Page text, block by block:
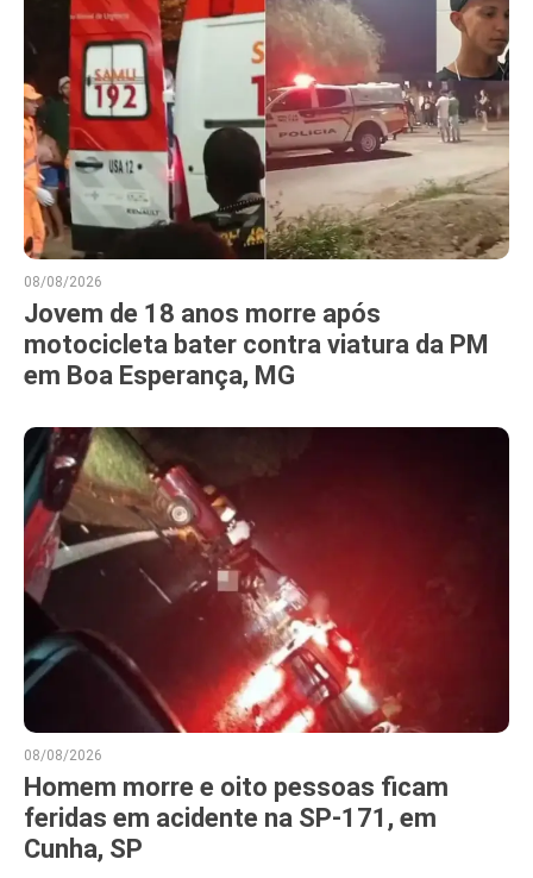
08/08/2026
Jovem de 18 anos morre após
motocicleta bater contra viatura da PM
em Boa Esperança, MG
08/08/2026
Homem morre e oito pessoas ficam
feridas em acidente na SP-171, em
Cunha, SP